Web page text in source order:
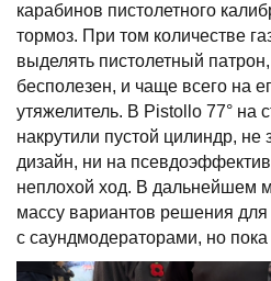
карабинов пистолетного
тормоз. При том количестве
выделять пистолетный
бесполезен, и чаще всего на
утяжелитель. В Pistollo 77° на
накрутили пустой цилиндр, не
дизайн, ни на
неплохой ход. В дальнейшем
массу вариантов решения для
с саундмодераторами, но пока